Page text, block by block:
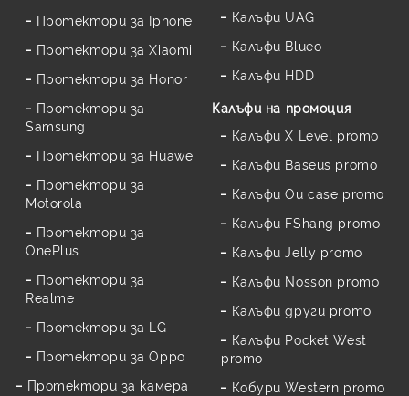
Протектори за Iphone
Протектори за Xiaomi
Протектори за Honor
Протектори за
Samsung
Протектори за Huawei
Протектори за
Motorola
Протектори за
OnePlus
Протектори за
Realme
Протектори за LG
Протектори за Oppo
Протектори за камера
Калъфи UAG
Калъфи Blueo
Калъфи HDD
Калъфи на промоция
Калъфи X Level promo
Калъфи Baseus promo
Калъфи Ou case promo
Калъфи FShang promo
Калъфи Jelly promo
Калъфи Nosson promo
Калъфи други promo
Калъфи Pocket West
promo
Кобури Western promo